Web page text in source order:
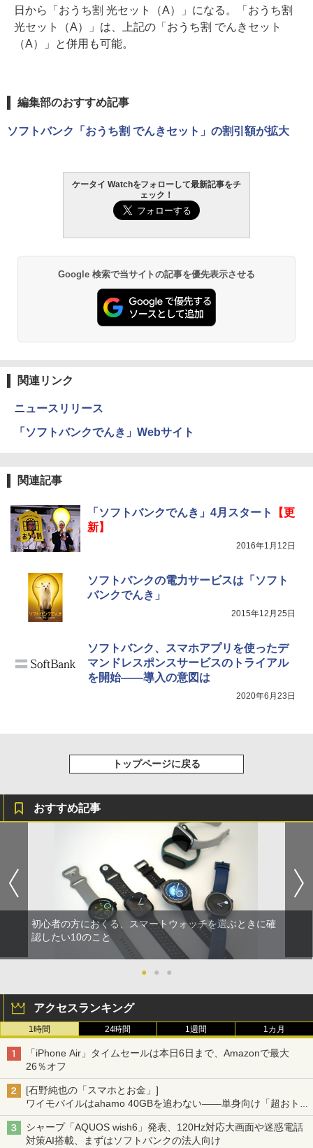
日から「おうち割 光セット（A）」になる。「おうち割
光セット（A）」は、上記の「おうち割 でんきセット
（A）」と併用も可能。
編集部のおすすめ記事
ソフトバンク「おうち割 でんきセット」の割引額が拡大
ケータイ Watchをフォローして最新記事をチ
ェック！
Google 検索で当サイトの記事を優先表示させる
関連リンク
ニュースリリース
「ソフトバンクでんき」Webサイト
関連記事
「ソフトバンクでんき」4月スタート
【更
新】
2016年1月12日
ソフトバンクの電力サービスは「ソフト
バンクでんき」
2015年12月25日
ソフトバンク、スマホアプリを使ったデ
マンドレスポンスサービスのトライアル
を開始――導入の意図は
2020年6月23日
トップページに戻る
おすすめ記事
初心者の方におくる、スマートウォッチを選ぶときに確
認したい10のこと
● ● ●
アクセスランキング
1時間 24時間 1週間 1カ月
「iPhone Air」タイムセールは本日6日まで、Amazonで最大
26％オフ
[石野純也の「スマホとお金」]
ワイモバイルはahamo 40GBを追わない――単身向け「超おトク
割」の安さと1年限定の注意点
シャープ「AQUOS wish6」発表、120Hz対応大画面や迷惑電話
対策AI搭載、まずはソフトバンクの法人向け